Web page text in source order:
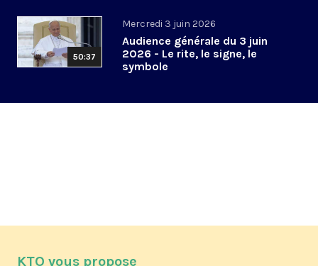
50:37
Mercredi 3 juin 2026
Audience générale du 3 juin
2026 - Le rite, le signe, le
symbole
KTO vous propose